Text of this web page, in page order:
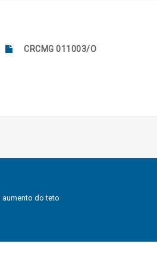
CRCMG 011003/O
aumento do teto